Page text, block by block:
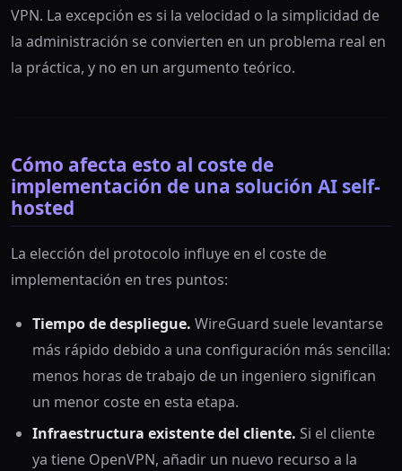
VPN. La excepción es si la velocidad o la simplicidad de
la administración se convierten en un problema real en
la práctica, y no en un argumento teórico.
Cómo afecta esto al coste de
implementación de una solución AI self-
hosted
La elección del protocolo influye en el coste de
implementación en tres puntos:
Tiempo de despliegue. WireGuard suele levantarse
más rápido debido a una configuración más sencilla:
menos horas de trabajo de un ingeniero significan
un menor coste en esta etapa.
Infraestructura existente del cliente. Si el cliente
ya tiene OpenVPN, añadir un nuevo recurso a la